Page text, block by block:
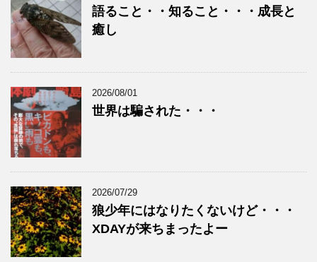
語ること・・知ること・・・成長と
癒し
2026/08/01
世界は騙された・・・
2026/07/29
狼少年にはなりたくないけど・・・
XDAYが来ちまったよー